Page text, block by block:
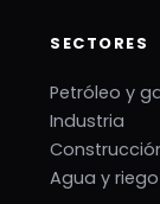
SECTORES
Petróleo y
Industria
Agua y riego